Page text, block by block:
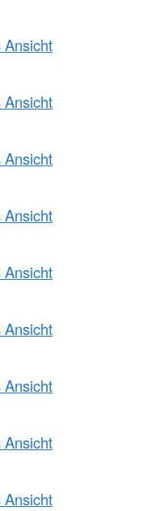
Ansicht
Ansicht
Ansicht
Ansicht
Ansicht
Ansicht
Ansicht
Ansicht
Ansicht